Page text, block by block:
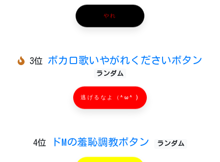
やれ
3位 ボカロ歌いやがれくださいボタン
ランダム
逃げるなよ（^ω^ )
4位 ドMの羞恥調教ボタン ランダム